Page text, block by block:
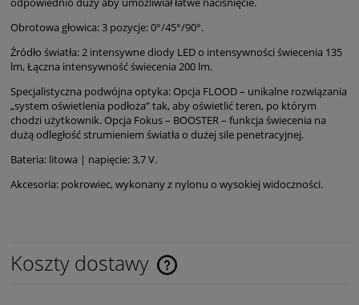
Obrotowa głowica: 3 pozycje: 0°/45°/90°.
Źródło światła: 2 intensywne diody LED o intensywności świecenia 135
lm, Łączna intensywność świecenia 200 lm.
Specjalistyczna podwójna optyka: Opcja FLOOD – unikalne rozwiązania
„system oświetlenia podłoża” tak, aby oświetlić teren, po którym
chodzi użytkownik. Opcja Fokus – BOOSTER – funkcja świecenia na
dużą odległość strumieniem światła o dużej sile penetracyjnej.
Bateria: litowa | napięcie: 3,7 V.
Akcesoria: pokrowiec, wykonany z nylonu o wysokiej widoczności.
Koszty dostawy
Cena nie zawiera ewentualnych kosztów płatności